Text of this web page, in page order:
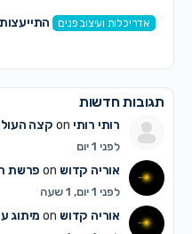
אדריכלות ועיצוב פנים התייעצות
תגובות חדשות
רותי רותיon קצה
לפני 1 יום
אוריה קדושon פרשת
לפני 1 יום, 1 שעה
אוריה קדושon מיתוג